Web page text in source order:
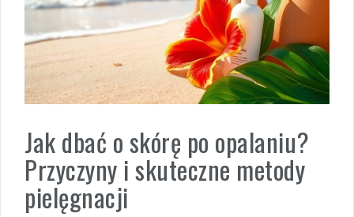
Jak dbać o skórę po opalaniu?
Przyczyny i skuteczne metody
pielęgnacji